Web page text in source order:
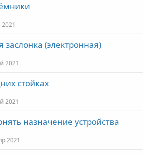
заслонка (электронная)
2021
стойках
2021
назначение устройства
2021